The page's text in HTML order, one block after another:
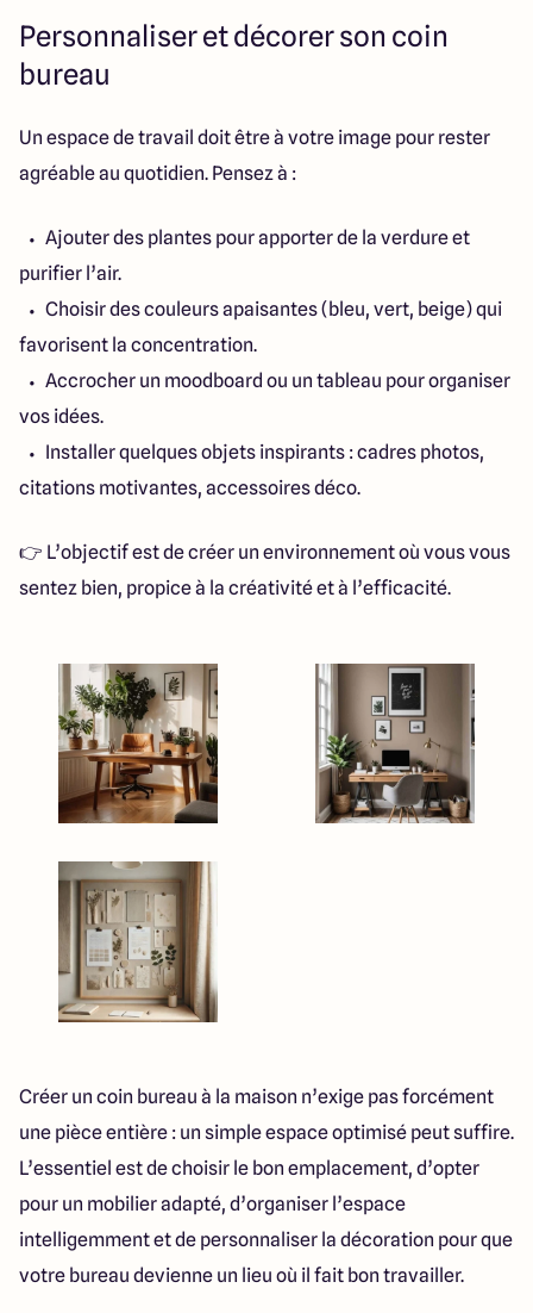
Personnaliser et décorer son coin
bureau
Un espace de travail doit être à votre image pour rester
agréable au quotidien. Pensez à :
Ajouter des plantes pour apporter de la verdure et
purifier l’air.
Choisir des couleurs apaisantes (bleu, vert, beige) qui
favorisent la concentration.
Accrocher un moodboard ou un tableau pour organiser
vos idées.
Installer quelques objets inspirants : cadres photos,
citations motivantes, accessoires déco.
👉 L’objectif est de créer un environnement où vous vous
sentez bien, propice à la créativité et à l’efficacité.
Créer un coin bureau à la maison n’exige pas forcément
une pièce entière : un simple espace optimisé peut suffire.
L’essentiel est de choisir le bon emplacement, d’opter
pour un mobilier adapté, d’organiser l’espace
intelligemment et de personnaliser la décoration pour que
votre bureau devienne un lieu où il fait bon travailler.